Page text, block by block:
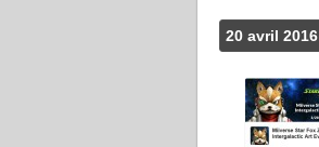
20 avril 2016